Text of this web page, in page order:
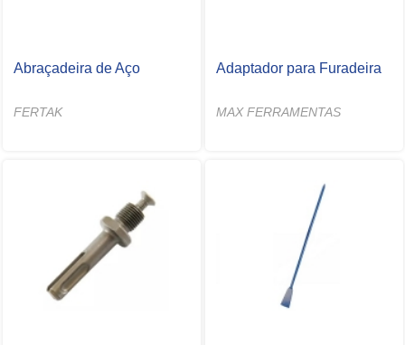
Abraçadeira de Aço
FERTAK
Adaptador para Furadeira
MAX FERRAMENTAS